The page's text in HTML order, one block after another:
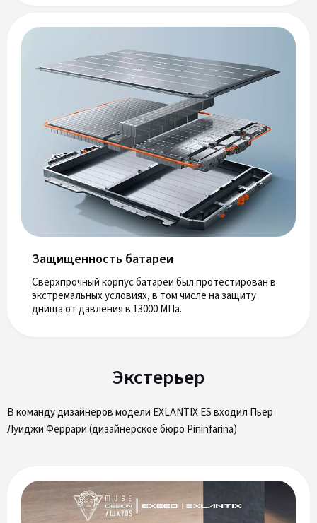
Защищенность батареи
Сверхпрочный корпус батареи был протестирован в
экстремальных условиях, в том числе на защиту
днища от давления в 13000 МПа.
Экстерьер
В команду дизайнеров модели EXLANTIX ES входил Пьер
Луиджи Феррари (дизайнерское бюро Pininfarina)